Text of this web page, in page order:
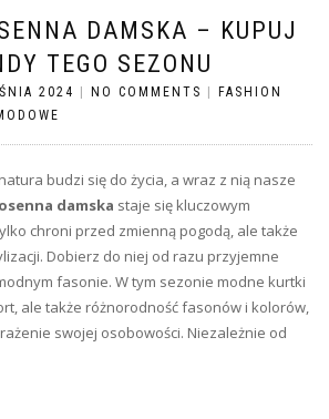
DAMSKA – KUPUJ
TEGO SEZONU
2024 NO COMMENTS
FASHION
budzi się do życia, a wraz z nią nasze
damska staje się kluczowym
chroni przed zmienną pogodą, ale także
Dobierz do niej od razu przyjemne
fasonie. W tym sezonie modne kurtki
ale także różnorodność fasonów i kolorów,
swojej osobowości. Niezależnie od